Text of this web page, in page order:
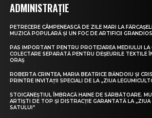
ADMINISTRAȚIE
PETRECERE CÂMPENEASCĂ DE ZILE MARI LA
MUZICĂ POPULARĂ ȘI UN FOC DE ARTIFICII
PAS IMPORTANT PENTRU PROTEJAREA MEDIULUI LA
COLECTARE SEPARATĂ PENTRU DEȘEURILE TEXTILE
ORAȘ
ROBERTA CRINTEA, MARIA BEATRICE BĂNDOIU ȘI
PRINTRE INVITAȚII SPECIALI DE LA „ZIUA
STOICĂNEȘTIUL ÎMBRACĂ HAINE DE SĂRBĂTOARE.
ARTIȘTI DE TOP ȘI DISTRACȚIE GARANTATĂ LA „ZIUA
SATULUI”